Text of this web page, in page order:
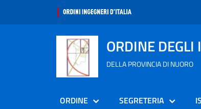
ORDINE DEGLI
DELLA PROVINCIA DI NUORO
ORDINE SEGRETERIA